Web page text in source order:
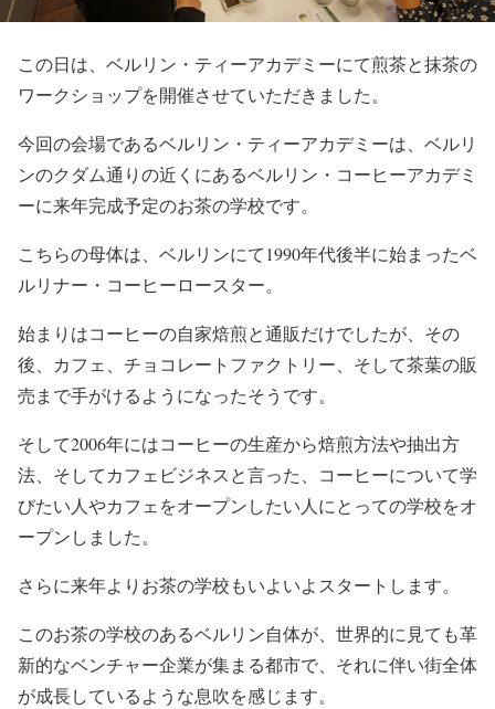
この日は、ベルリン・ティーアカデミーにて煎茶と抹茶の
ワークショップを開催させていただきました。
今回の会場であるベルリン・ティーアカデミーは、ベルリ
ンのクダム通りの近くにあるベルリン・コーヒーアカデミ
ーに来年完成予定のお茶の学校です。
こちらの母体は、ベルリンにて1990年代後半に始まったベ
ルリナー・コーヒーロースター。
始まりはコーヒーの自家焙煎と通販だけでしたが、その
後、カフェ、チョコレートファクトリー、そして茶葉の販
売まで手がけるようになったそうです。
そして2006年にはコーヒーの生産から焙煎方法や抽出方
法、そしてカフェビジネスと言った、コーヒーについて学
びたい人やカフェをオープンしたい人にとっての学校をオ
ープンしました。
さらに来年よりお茶の学校もいよいよスタートします。
このお茶の学校のあるベルリン自体が、世界的に見ても革
新的なベンチャー企業が集まる都市で、それに伴い街全体
が成長しているような息吹を感じます。